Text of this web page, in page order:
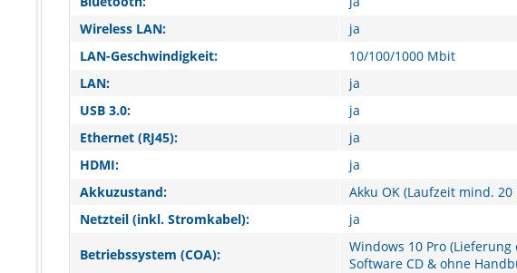
Wireless LAN:
ja
LAN-Geschwindigkeit:
10/100/1000 Mbit
LAN:
ja
USB 3.0:
ja
Ethernet (RJ45):
ja
HDMI:
ja
Akkuzustand:
Akku OK (Laufzeit mind.
Netzteil (inkl. Stromkabel):
ja
Betriebssystem (COA):
Windows 10 Pro (Lieferung
Software CD & ohne